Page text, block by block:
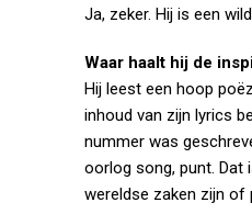
Ja, zeker. Hij is een
Waar haalt hij de
Hij leest een hoop
inhoud van zijn lyrics
nummer was
oorlog song, punt. Dat
wereldse zaken zijn of